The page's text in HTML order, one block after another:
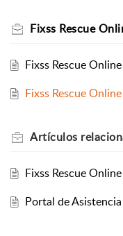
Fixss Rescue
Fixss Rescue
Fixss Rescue
Artículos
Fixss Rescue
Portal de